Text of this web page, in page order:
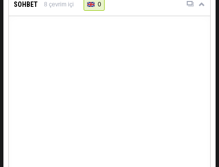
SOHBET 8 çevrim içi 0